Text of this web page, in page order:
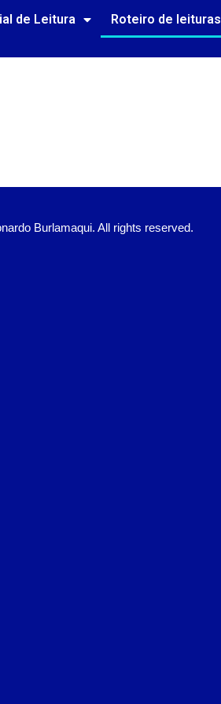
de Leitura Roteiro de leituras
Burlamaqui. All rights reserved.